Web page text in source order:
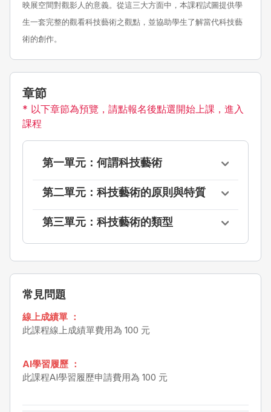
映展空間對觀影人的意義。從這三大方面中，本課程試圖提供學
生一套完整的觀看科技藝術之觀點，並協助學生了解當代科技藝
術的創作。
章節
* 以下章節為預覽，請點報名後點選開始上課，進入
課程
第一單元：何謂科技藝術
第二單元：科技藝術的原則與特質
第三單元：科技藝術的類型
常見問題
線上成績單 ：
此課程線上成績單費用為 100 元
AI學習履歷 ：
此課程AI學習履歷申請費用為 100 元